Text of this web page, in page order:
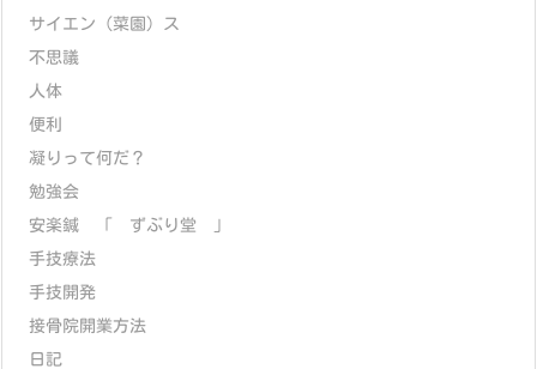
サイエン（菜園）ス
不思議
人体
便利
凝りって何だ？
勉強会
安楽鍼 「 ずぶり堂 」
手技療法
手技開発
接骨院開業方法
日記